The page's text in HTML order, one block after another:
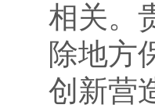
相关。
除地方
创新营